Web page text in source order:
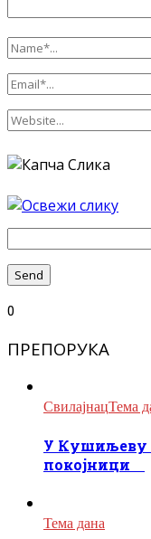
0
ПРЕПОРУКА
СвилајнацТема
У Кушиљеву
покојници
Тема дана